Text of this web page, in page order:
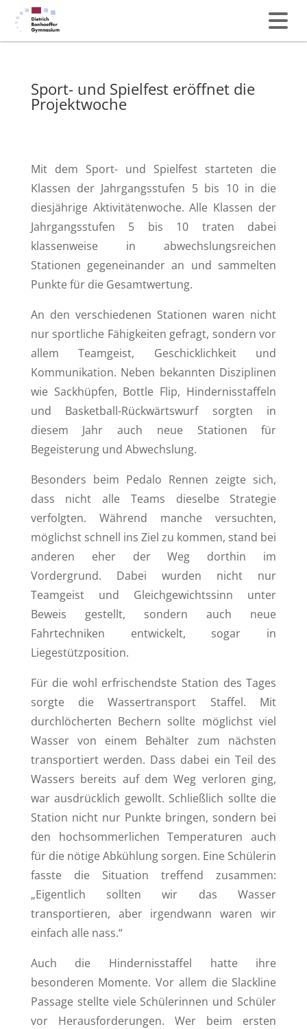
Sport- und Spielfest eröffnet die
Projektwoche
Mit dem Sport- und Spielfest starteten die
Klassen der Jahrgangsstufen 5 bis 10 in die
diesjährige Aktivitätenwoche. Alle Klassen der
Jahrgangsstufen 5 bis 10 traten dabei
klassenweise in abwechslungsreichen
Stationen gegeneinander an und sammelten
Punkte für die Gesamtwertung.
An den verschiedenen Stationen waren nicht
nur sportliche Fähigkeiten gefragt, sondern vor
allem Teamgeist, Geschicklichkeit und
Kommunikation. Neben bekannten Disziplinen
wie Sackhüpfen, Bottle Flip, Hindernisstaffeln
und Basketball-Rückwärtswurf sorgten in
diesem Jahr auch neue Stationen für
Begeisterung und Abwechslung.
Besonders beim Pedalo Rennen zeigte sich,
dass nicht alle Teams dieselbe Strategie
verfolgten. Während manche versuchten,
möglichst schnell ins Ziel zu kommen, stand bei
anderen eher der Weg dorthin im
Vordergrund. Dabei wurden nicht nur
Teamgeist und Gleichgewichtssinn unter
Beweis gestellt, sondern auch neue
Fahrtechniken entwickelt, sogar in
Liegestützposition.
Für die wohl erfrischendste Station des Tages
sorgte die Wassertransport Staffel. Mit
durchlöcherten Bechern sollte möglichst viel
Wasser von einem Behälter zum nächsten
transportiert werden. Dass dabei ein Teil des
Wassers bereits auf dem Weg verloren ging,
war ausdrücklich gewollt. Schließlich sollte die
Station nicht nur Punkte bringen, sondern bei
den hochsommerlichen Temperaturen auch
für die nötige Abkühlung sorgen. Eine Schülerin
fasste die Situation treffend zusammen:
„Eigentlich sollten wir das Wasser
transportieren, aber irgendwann waren wir
einfach alle nass.“
Auch die Hindernisstaffel hatte ihre
besonderen Momente. Vor allem die Slackline
Passage stellte viele Schülerinnen und Schüler
vor Herausforderungen. Wer beim ersten